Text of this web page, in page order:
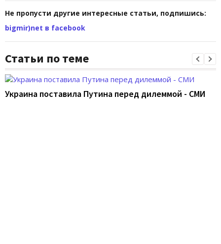
Не пропусти другие интересные статьи, подпишись:
bigmir)net в facebook
Статьи по теме
Украина поставила Путина перед дилеммой - СМИ